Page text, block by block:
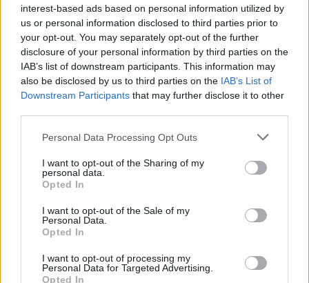
interest-based ads based on personal information utilized by
us or personal information disclosed to third parties prior to
your opt-out. You may separately opt-out of the further
disclosure of your personal information by third parties on the
IAB’s list of downstream participants. This information may
also be disclosed by us to third parties on the IAB’s List of
Downstream Participants that may further disclose it to other
Personal Data Processing Opt Outs
I want to opt-out of the Sharing of my
personal data.
Opted In
I want to opt-out of the Sale of my
Personal Data.
Opted In
I want to opt-out of processing my
Personal Data for Targeted Advertising.
Opted In
Nicolas Sarkozy : cet échange téléphonique avec
Emmanuel Macron juste après sa condamnation
30 septembre 2025